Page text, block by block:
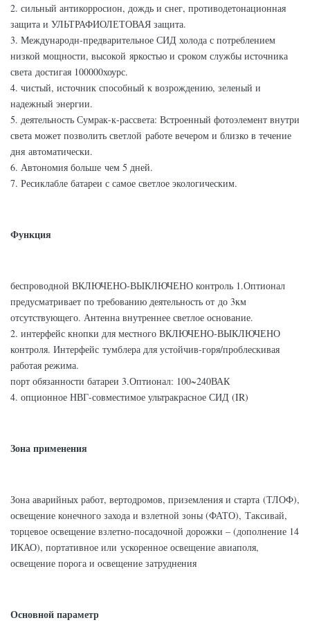
2. сильный антикорросион, дождь и снег, противодетонационная
защита и УЛЬТРАФИОЛЕТОВАЯ защита.
3. Международн-предварительное СИД холода с потреблением
низкой мощности, высокой яркостью и сроком службы источника
света достигая 100000хоурс.
4. чистый, источник способный к возрождению, зеленый и
надежный энергии.
5. деятельность Сумрак-к-рассвета: Встроенный фотоэлемент внутри
света может позволить светлой работе вечером и близко в течение
дня автоматически.
6. Автономия больше чем 5 дней.
7. Ресиклабле батареи с самое светлое экологическим.
Функция
беспроводной ВКЛЮЧЕНО-ВЫКЛЮЧЕНО контроль 1.Оптионал
предусматривает по требованию деятельность от до 3км
отсутствующего. Антенна внутреннее светлое основание.
2. интерфейс кнопки для местного ВКЛЮЧЕНО-ВЫКЛЮЧЕНО
контроля. Интерфейс тумблера для устойчив-горя/проблескивая
работая режима.
порт обязанности батареи 3.Оптионал: 100~240ВАК
4. опционное НВГ-совместимое ультракрасное СИД (IR)
Зона применения
Зона аварийных работ, вертодромов, приземления и старта (ТЛОФ),
освещение конечного захода и взлетной зоны (ФАТО), Таксивай,
торцевое освещение взлетно-посадочной дорожки – (дополнение 14
ИКАО), портативное или ускоренное освещение авиаполя,
освещение порога и освещение затруднения
Основной параметр